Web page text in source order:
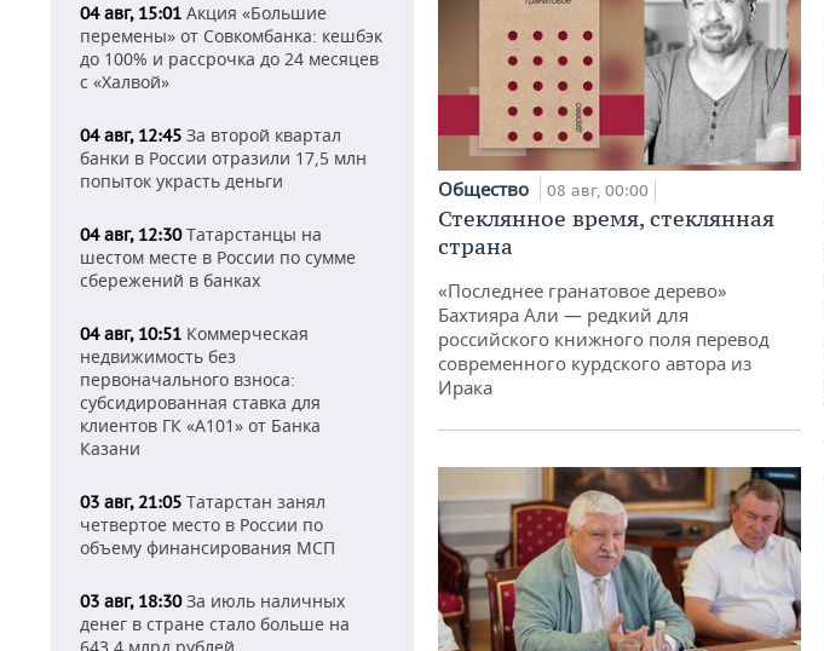
04 авг, 15:01 Акция «Большие
перемены» от Совкомбанка: кешбэк
до 100% и рассрочка до 24 месяцев
с «Халвой»
04 авг, 12:45 За второй квартал
банки в России отразили 17,5 млн
попыток украсть деньги
04 авг, 12:30Татарстанцы на
шестом месте в России по сумме
сбережений в банках
04 авг, 10:51 Коммерческая
недвижимость без
первоначального взноса:
субсидированная ставка для
клиентов ГК «А101» от Банка
Казани
03 авг, 21:05 Татарстан занял
четвертое место в России по
объему финансирования МСП
03 авг, 18:30За июль наличных
денег в стране стало больше на
Общество 08 авг, 00:00
Стеклянное время, стеклянная
страна
«Последнее гранатовое дерево»
Бахтияра Али — редкий для
российского книжного поля перевод
современного курдского автора из
Ирака